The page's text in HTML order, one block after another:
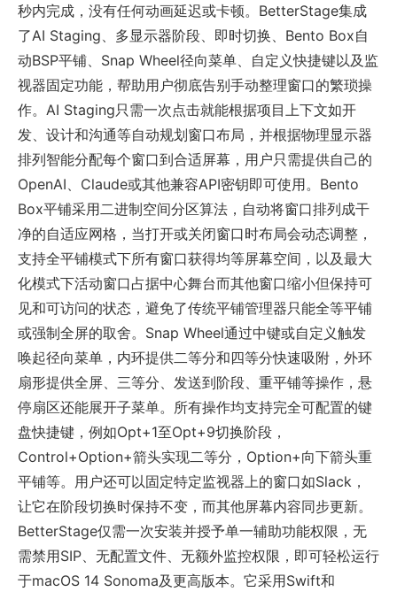
秒内完成，没有任何动画延迟或卡顿。BetterStage集成
了AI Staging、多显示器阶段、即时切换、Bento Box自
动BSP平铺、Snap Wheel径向菜单、自定义快捷键以及监
视器固定功能，帮助用户彻底告别手动整理窗口的繁琐操
作。AI Staging只需一次点击就能根据项目上下文如开
发、设计和沟通等自动规划窗口布局，并根据物理显示器
排列智能分配每个窗口到合适屏幕，用户只需提供自己的
OpenAI、Claude或其他兼容API密钥即可使用。Bento
Box平铺采用二进制空间分区算法，自动将窗口排列成干
净的自适应网格，当打开或关闭窗口时布局会动态调整，
支持全平铺模式下所有窗口获得均等屏幕空间，以及最大
化模式下活动窗口占据中心舞台而其他窗口缩小但保持可
见和可访问的状态，避免了传统平铺管理器只能全等平铺
或强制全屏的取舍。Snap Wheel通过中键或自定义触发
唤起径向菜单，内环提供二等分和四等分快速吸附，外环
扇形提供全屏、三等分、发送到阶段、重平铺等操作，悬
停扇区还能展开子菜单。所有操作均支持完全可配置的键
盘快捷键，例如Opt+1至Opt+9切换阶段，
Control+Option+箭头实现二等分，Option+向下箭头重
平铺等。用户还可以固定特定监视器上的窗口如Slack，
让它在阶段切换时保持不变，而其他屏幕内容同步更新。
BetterStage仅需一次安装并授予单一辅助功能权限，无
需禁用SIP、无配置文件、无额外监控权限，即可轻松运行
于macOS 14 Sonoma及更高版本。它采用Swift和